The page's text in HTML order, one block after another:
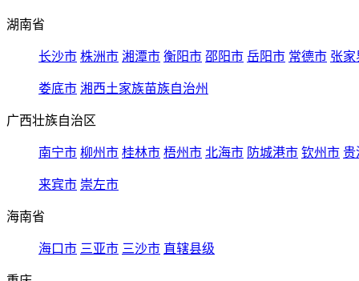
湖南省
长沙市 株洲市 湘潭市 衡阳市 邵阳市 岳阳市 常德市 张家
娄底市 湘西土家族苗族自治州
广西壮族自治区
南宁市 柳州市 桂林市 梧州市 北海市 防城港市 钦州市 贵
来宾市 崇左市
海南省
海口市 三亚市 三沙市 直辖县级